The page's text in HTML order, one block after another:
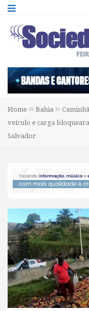
Home Bahia
veículo e carga
Salvador